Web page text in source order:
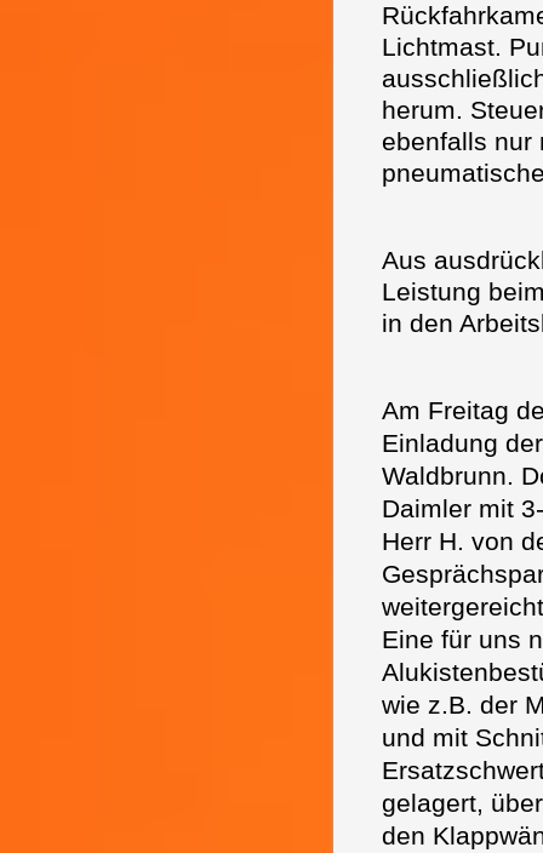
Lichtmast.
herum.
ebenfalls nur
Aus
Leistung
in den
Am Freitag
Einladung
Waldbrunn.
Daimler mit
Herr H. von
Eine für uns
wie z.B. der
und mit
gelagert,
den